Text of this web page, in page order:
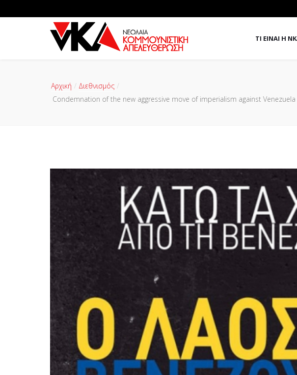
ΤΙ ΕΙΝΑΙ Η
Αρχική
Διεθνισμός
Condemnation of the new aggressive move of imperialism against Venezuela